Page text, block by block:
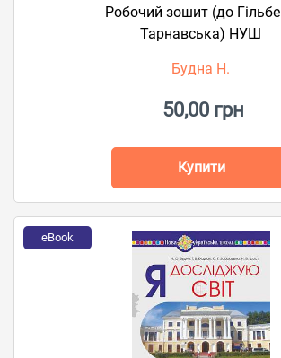
Робочий зошит (до
Тарнавська) НУШ
Будна Н.
50,00 грн
Купити
eBook